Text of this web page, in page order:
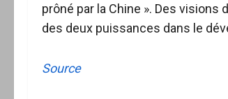
prôné par la Chine ». Des
des deux puissances dans le
Source